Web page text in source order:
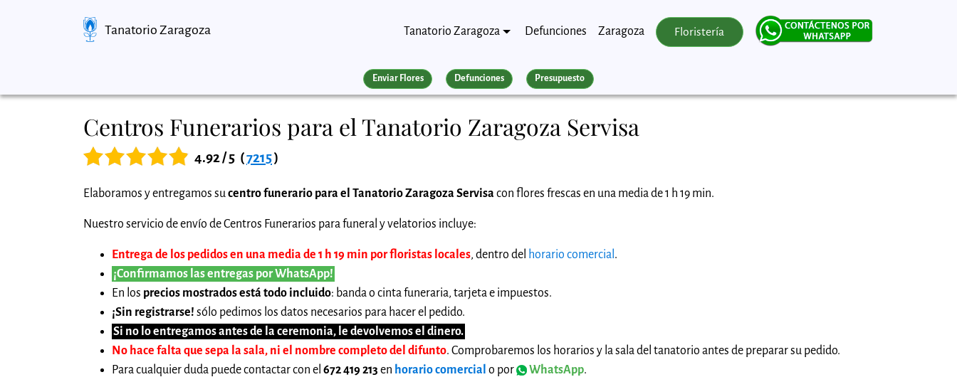
Tanatorio Zaragoza Tanatorio Zaragoza Defunciones Zaragoza Floristería
Enviar Flores Defunciones Presupuesto
Centros Funerarios para el Tanatorio Zaragoza Servisa
4.92 / 5 (7215)
Elaboramos y entregamos sucentro funerario para el Tanatorio Zaragoza Servisacon flores frescas en una media de 1 h 19 min.
Nuestro servicio de envío de Centros Funerarios para funeral y velatorios incluye:
Entrega de los pedidos en una media de 1 h 19 min por floristas locales, dentro del horario comercial .
¡Confirmamos las entregas por WhatsApp!
En los precios mostrados está todo incluido: banda o cinta funeraria, tarjeta e impuestos.
¡Sin registrarse! sólo pedimos los datos necesarios para hacer el pedido.
Si no lo entregamos antes de la ceremonia, le devolvemos el dinero.
No hace falta que sepa la sala, ni el nombre completo del difunto. Comprobaremos los horarios y la sala del tanatorio antes de preparar su pedido.
Para cualquier duda puede contactar con el 672 419 213 en horario comercial o por WhatsApp.